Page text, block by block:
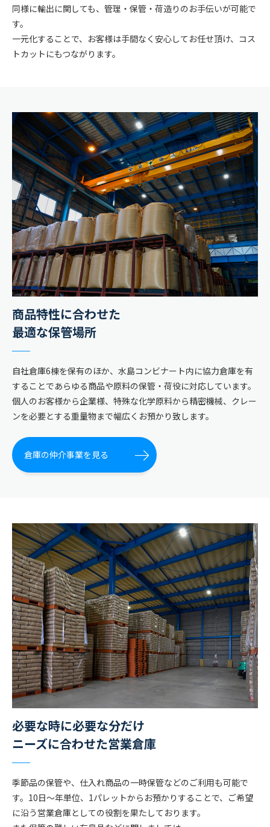
同様に輸出に関しても、管理・保管・荷造りのお手伝いが可能で
す。
一元化することで、お客様は手間なく安心してお任せ頂け、コス
トカットにもつながります。
商品特性に合わせた
最適な保管場所
自社倉庫6棟を保有のほか、水島コンビナート内に協力倉庫を有
することであらゆる商品や原料の保管・荷役に対応しています。
個人のお客様から企業様、特殊な化学原料から精密機械、クレー
ンを必要とする重量物まで幅広くお預かり致します。
倉庫の仲介事業を見る
必要な時に必要な分だけ
ニーズに合わせた営業倉庫
季節品の保管や、仕入れ商品の一時保管などのご利用も可能で
す。10日〜年単位、1パレットからお預かりすることで、ご希望
に沿う営業倉庫としての役割を果たしております。